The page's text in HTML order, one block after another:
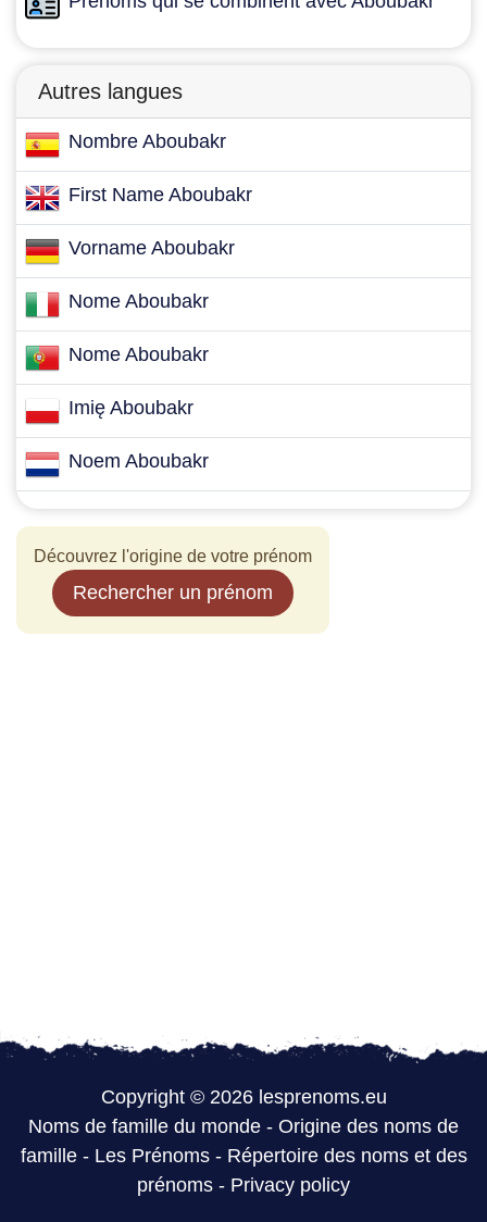
Autres langues
Nombre Aboubakr
First Name Aboubakr
Vorname Aboubakr
Nome Aboubakr
Nome Aboubakr
Imię Aboubakr
Noem Aboubakr
Découvrez l'origine de votre prénom
Rechercher un prénom
Copyright © 2026 lesprenoms.eu
Noms de famille du monde - Origine des noms de
famille- Les Prénoms- Répertoire des noms et des
prénoms - Privacy policy